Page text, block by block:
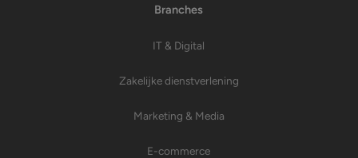
Branches
IT & Digital
Zakelijke dienstverlening
Marketing & Media
E-commerce